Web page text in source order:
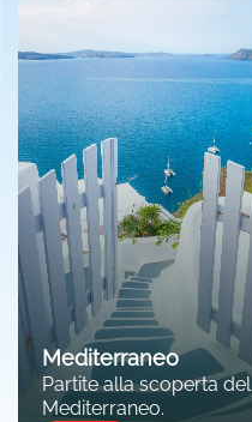
Mediterraneo
Partite alla scoperta del
Mediterraneo.